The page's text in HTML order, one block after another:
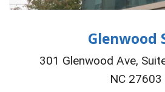
Glenwood
301 Glenwood Ave,
NC 27603